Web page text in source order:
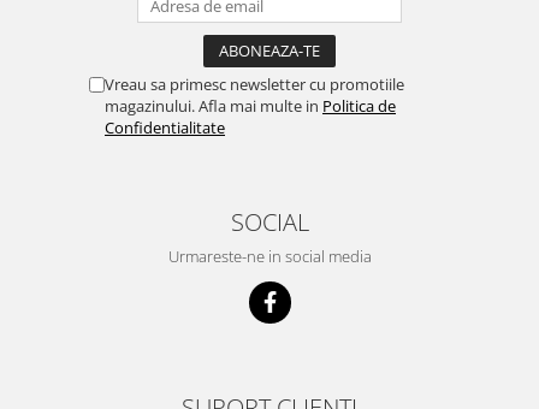
Vreau sa primesc newsletter cu promotiile
magazinului. Afla mai multe in Politica de
Confidentialitate
SOCIAL
Urmareste-ne in social media